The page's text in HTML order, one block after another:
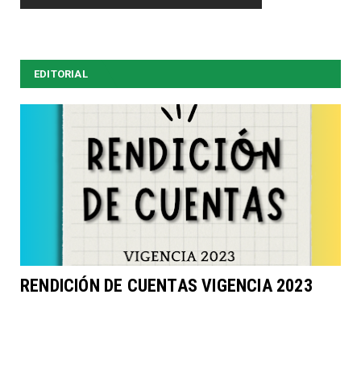
EDITORIAL
RENDICIÓN DE CUENTAS VIGENCIA 2023